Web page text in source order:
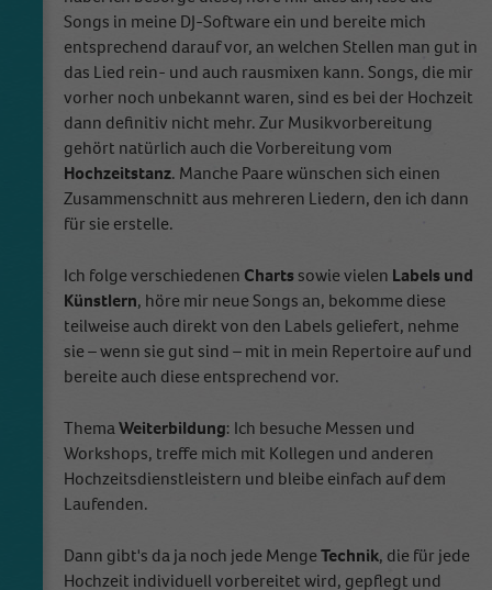
Songs in meine DJ-Software ein und bereite mich
entsprechend darauf vor, an welchen Stellen man gut in
das Lied rein- und auch rausmixen kann. Songs, die mir
vorher noch unbekannt waren, sind es bei der Hochzeit
dann definitiv nicht mehr. Zur Musikvorbereitung
gehört natürlich auch die Vorbereitung vom
Hochzeitstanz. Manche Paare wünschen sich einen
Zusammenschnitt aus mehreren Liedern, den ich dann
für sie erstelle.
Ich folge verschiedenen Chartssowie vielen Labels und
Künstlern, höre mir neue Songs an, bekomme diese
teilweise auch direkt von den Labels geliefert, nehme
sie – wenn sie gut sind – mit in mein Repertoire auf und
bereite auch diese entsprechend vor.
ThemaWeiterbildung: Ich besuche Messen und
Workshops, treffe mich mit Kollegen und anderen
Hochzeitsdienstleistern und bleibe einfach auf dem
Laufenden.
Dann gibt's da ja noch jede MengeTechnik, die für jede
Hochzeit individuell vorbereitet wird, gepflegt und